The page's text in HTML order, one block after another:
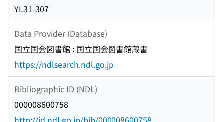
YL31-307
Data Provider (Database)
国立国会図書館 : 国立国会図書館蔵書
https://ndlsearch.ndl.go.jp
Bibliographic ID (NDL)
000008600758
http://id.ndl.go.jp/bib/000008600758